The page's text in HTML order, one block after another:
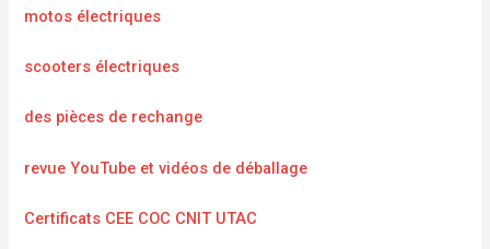
motos électriques
scooters électriques
des pièces de rechange
revue YouTube et vidéos de déballage
Certificats CEE COC CNIT UTAC